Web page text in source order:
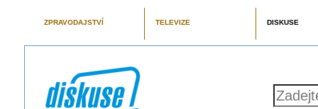
ZPRAVODAJSTVÍ TELEVIZE DISKUSE